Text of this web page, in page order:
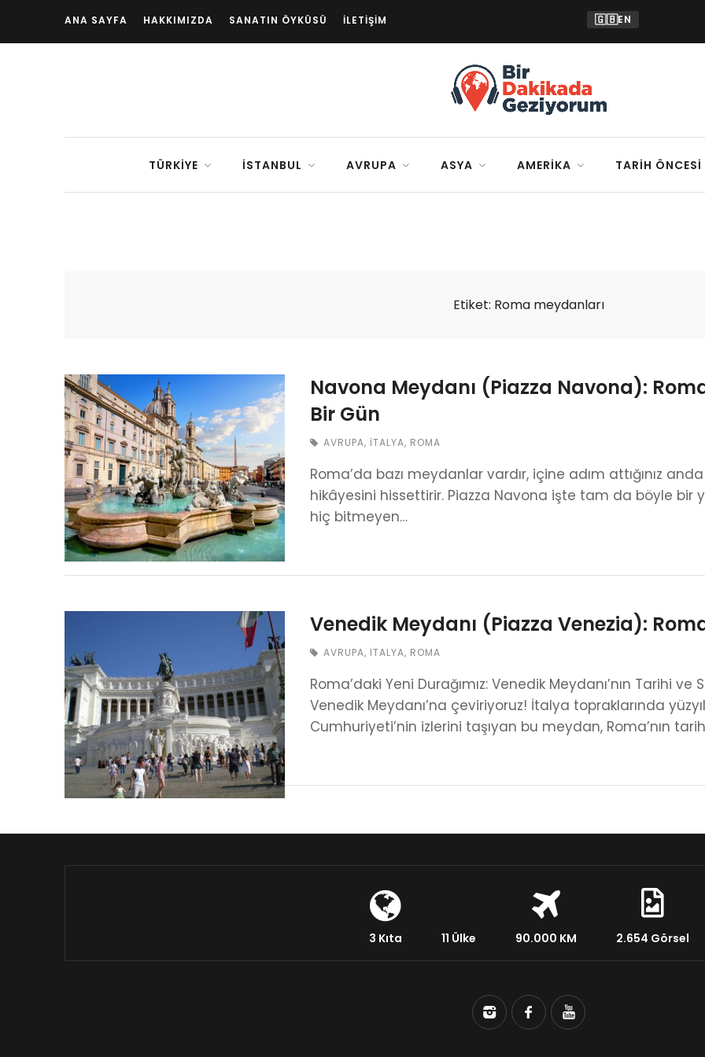
ANA SAYFA HAKKIMIZDA SANATIN ÖYKÜSÜ İLETIŞIM 🇬🇧EN
TÜRKIYE İSTANBUL AVRUPA ASYA AMERIKA TARIH ÖNCESI
Etiket: Roma meydanları
Navona Meydanı (Piazza Navona):
Bir Gün
AVRUPA, İTALYA, ROMA
Roma’da bazı meydanlar vardır, içine adım attığınız
hikâyesini hissettirir. Piazza Navona işte tam da böyle bir
hiç bitmeyen…
Venedik Meydanı (Piazza Venezia):
AVRUPA, İTALYA, ROMA
Roma’daki Yeni Durağımız: Venedik Meydanı’nın Tarihi ve
Venedik Meydanı’na çeviriyoruz! İtalya topraklarında
Cumhuriyeti’nin izlerini taşıyan bu meydan, Roma’nın
3 Kıta 11 Ülke 90.000 KM 2.654 Görsel